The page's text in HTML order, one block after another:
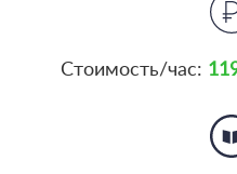
Стоимость/час: